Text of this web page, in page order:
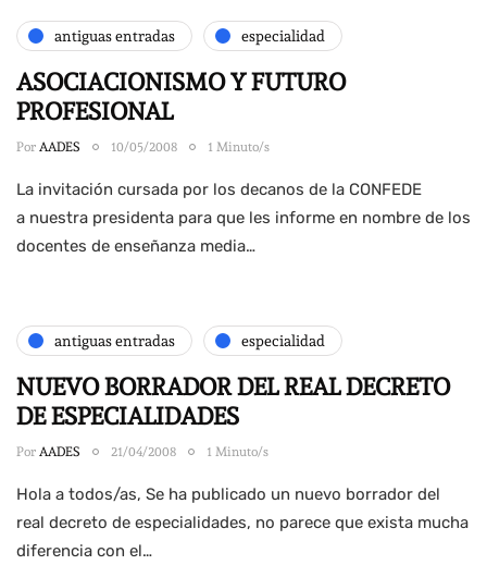
antiguas entradas especialidad
ASOCIACIONISMO Y FUTURO
PROFESIONAL
Por AADES 10/05/2008 1 Minuto/s
La invitación cursada por los decanos de la CONFEDE
a nuestra presidenta para que les informe en nombre de los
docentes de enseñanza media…
antiguas entradas especialidad
NUEVO BORRADOR DEL REAL DECRETO
DE ESPECIALIDADES
Por AADES 21/04/2008 1 Minuto/s
Hola a todos/as, Se ha publicado un nuevo borrador del
real decreto de especialidades, no parece que exista mucha
diferencia con el…